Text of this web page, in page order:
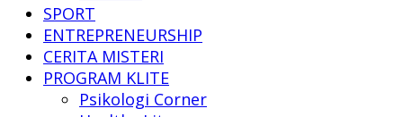
SPORT
ENTREPRENEURSHIP
CERITA MISTERI
PROGRAM KLITE
Psikologi Corner